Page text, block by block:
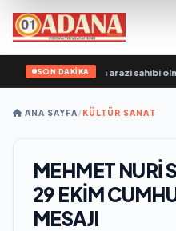
SON DAKİKA
katılımcılarının arazi sahibi
ANA SAYFA/KÜLTÜR SANAT
MEHMET NURİ
29 EKİM
MESAJI